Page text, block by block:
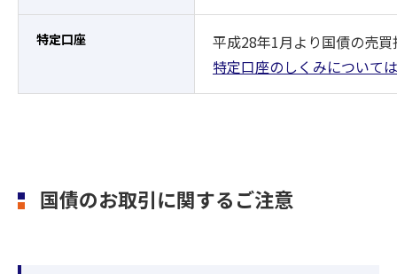
特定口座
平成28年1月より国債の売
特定口座のしくみについて
国債のお取引に関するご注意